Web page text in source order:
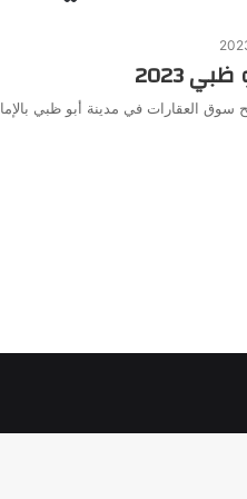
2023
العقارات في مدينة أبو ظبي